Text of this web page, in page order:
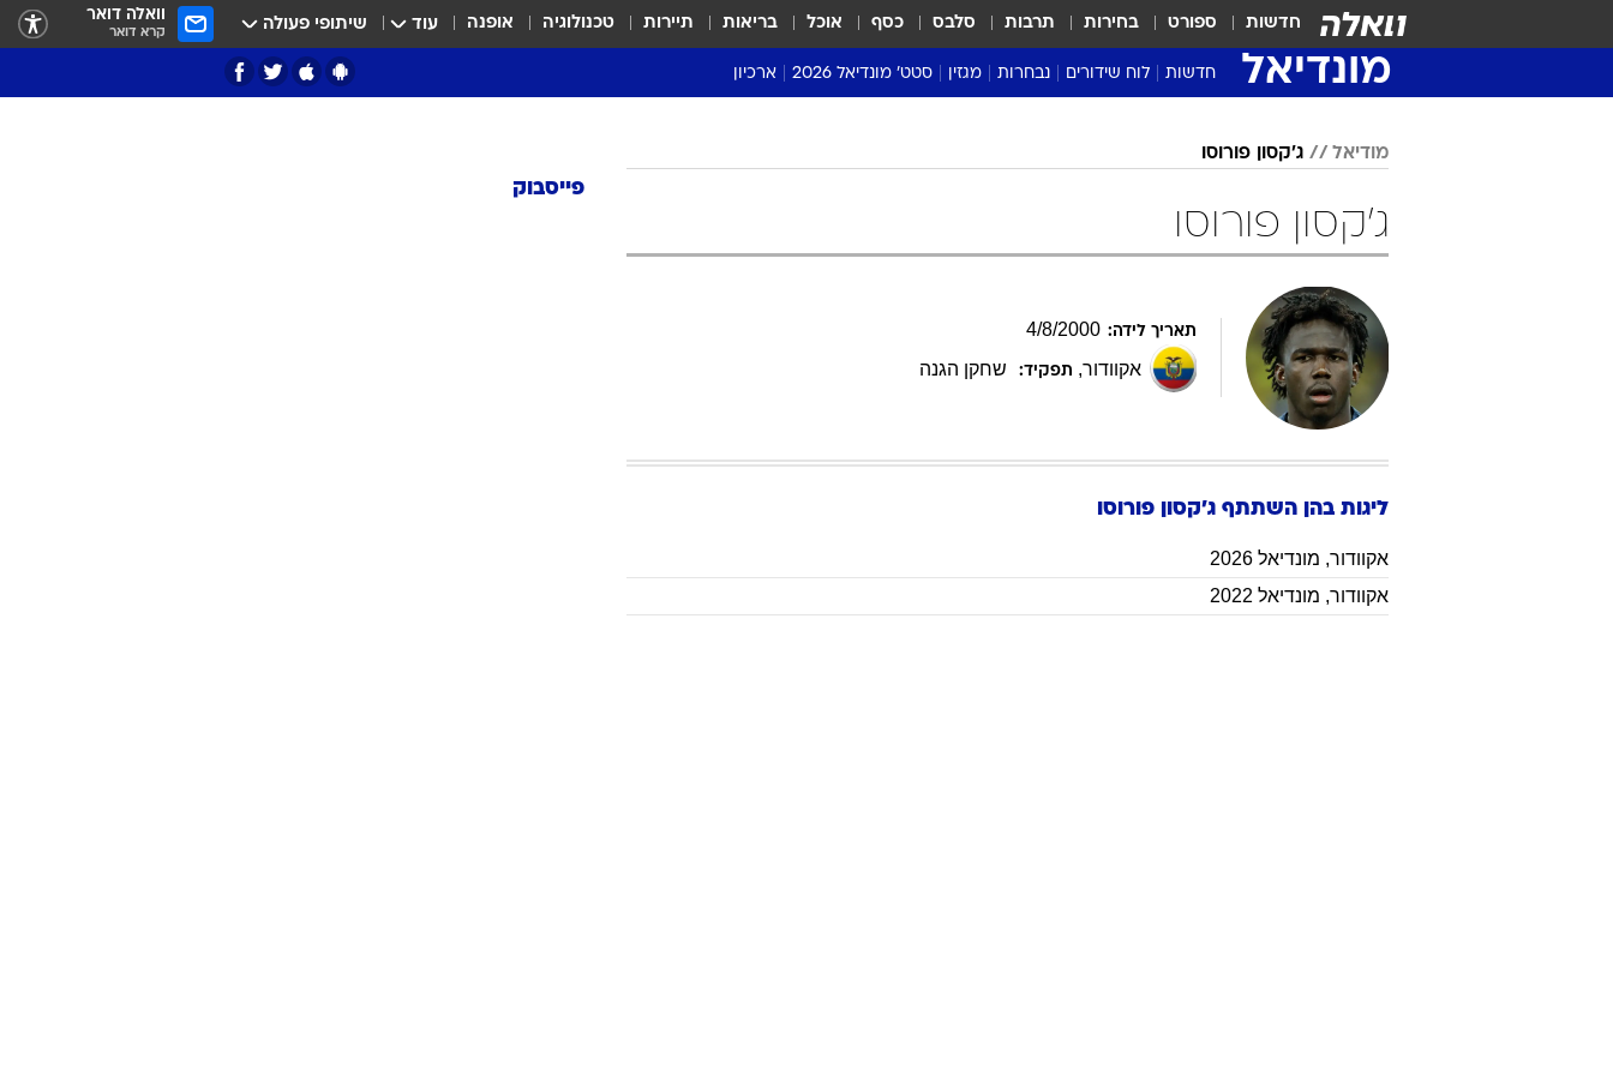
חדשות ספורט בחירות תרבות סלבס כסף אוכל בריאות תיירות טכנולוגיה אופנה עוד שיתופי פעולה וואלה דואר
קרא דואר
מונדיאל חדשות לוח שידורים נבחרות מגזין סטט' מונדיאל 2026 ארכיון
מודיאל ג'קסון פורוסו
ג'קסון פורוסו
תאריך לידה: 4/8/2000
אקוודור, תפקיד: שחקן הגנה
ליגות בהן השתתף ג'קסון פורוסו
אקוודור, מונדיאל 2026
אקוודור, מונדיאל 2022
פייסבוק